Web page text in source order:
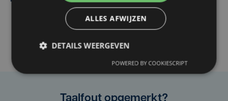
ALLES AFWIJZEN
DETAILS WEERGEVEN
POWERED BY COOKIESCRIPT